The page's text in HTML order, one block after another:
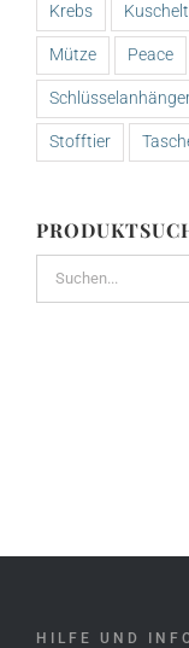
Krebs
Mütze Peace
Stofftier
HILFE UND